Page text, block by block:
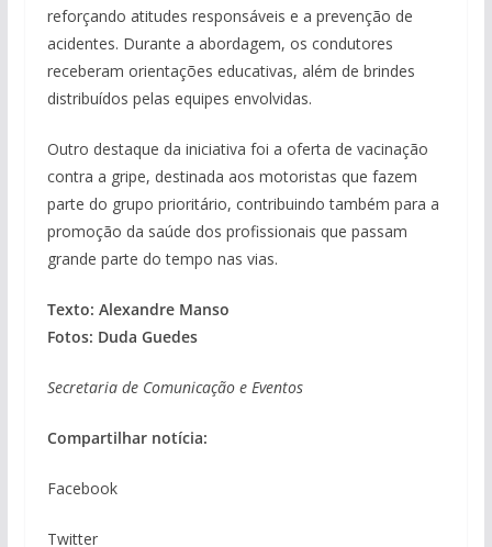
reforçando atitudes responsáveis e a prevenção de
acidentes. Durante a abordagem, os condutores
receberam orientações educativas, além de brindes
distribuídos pelas equipes envolvidas.
Outro destaque da iniciativa foi a oferta de vacinação
contra a gripe, destinada aos motoristas que fazem
parte do grupo prioritário, contribuindo também para a
promoção da saúde dos profissionais que passam
grande parte do tempo nas vias.
Texto: Alexandre Manso
Fotos: Duda Guedes
Secretaria de Comunicação e Eventos
Compartilhar notícia:
Facebook
Twitter